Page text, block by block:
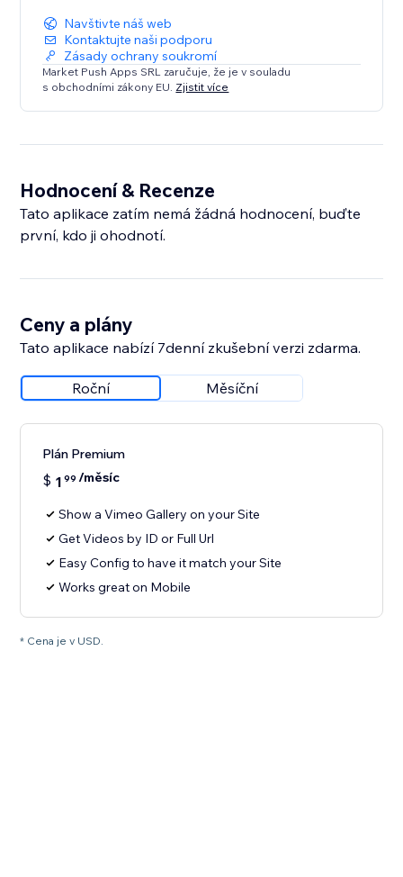
Navštivte náš web
Kontaktujte naši podporu
Zásady ochrany soukromí
Market Push Apps SRL zaručuje, že je v souladu
s obchodními zákony EU. Zjistit více
Hodnocení & Recenze
Tato aplikace zatím nemá žádná hodnocení, buďte
první, kdo ji ohodnotí.
Ceny a plány
Tato aplikace nabízí 7denní zkušební verzi zdarma.
Roční Měsíční
Plán Premium
$ 1 99 /měsíc
Show a Vimeo Gallery on your Site
Get Videos by ID or Full Url
Easy Config to have it match your Site
Works great on Mobile
* Cena je v USD.